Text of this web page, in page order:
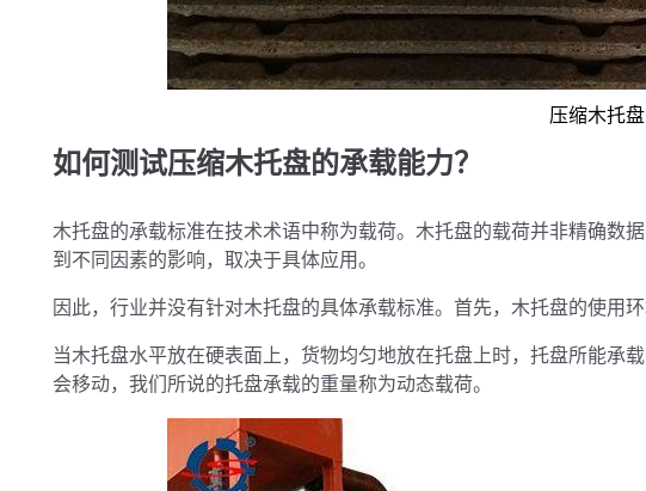
压缩木托盘
如何测试压缩木托盘的承载能力？
木托盘的承载标准在技术术语中称为载荷。木托盘的载荷并非精确数
到不同因素的影响，取决于具体应用。
因此，行业并没有针对木托盘的具体承载标准。首先，木托盘的使用
当木托盘水平放在硬表面上，货物均匀地放在托盘上时，托盘所能承
会移动，我们所说的托盘承载的重量称为动态载荷。